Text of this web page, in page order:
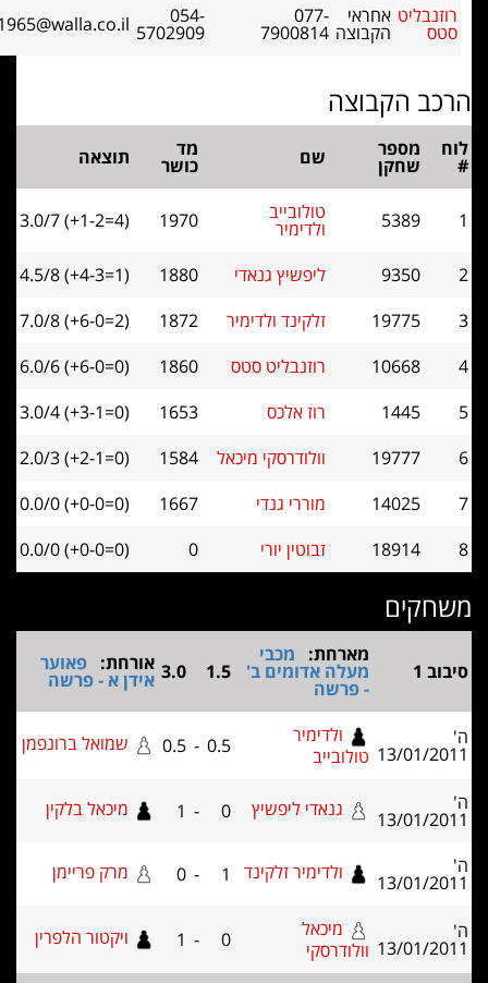
אחראי
הקבוצה
077-
7900814
5702909
stiv1965@walla.co.il
הקבוצה
מספר
שחקן כושר תוצאה
5389 טולובייב
ולדימיר 1970
3.0/7 (+1-2=4)
9350 ליפשיץ גנאדי 1880
4.5/8 (+4-3=1)
19775
זלקינד ולדימיר 1872
7.0/8 (+6-0=2)
10668
רוזנבליט סטס 1860
6.0/6 (+6-0=0)
1445
רוז אלכס 1653
3.0/4 (+3-1=0)
19777
וולודרסקי מיכאל 1584
2.0/3 (+2-1=0)
14025
מוררי גנדי 1667
0.0/0 (+0-0=0)
18914
זבוטין יורי 0.0/0 (+0-0=0)
1
מארחת:מכבי
מעלה אדומים ב'
- פרשה
1.5
3.0 אורחת:פאוער
אידן א - פרשה
13/01/
ולדימיר
טולובייב
-
0.5 שמואל ברונפמן
13/01/ גנאדי ליפשיץ 0
- מיכאל בלקין
13/01/ ולדימיר זלקינד 1 מרק פריימן
13/01/
מיכאל
וולודרסקי
- ויקטור הלפרין